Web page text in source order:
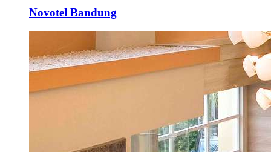
Novotel Bandung